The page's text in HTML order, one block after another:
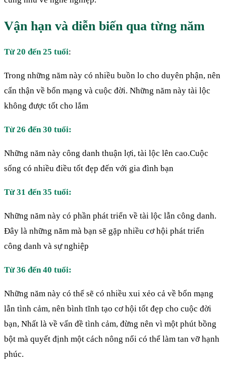
Vận hạn và diễn biến qua từng năm
Từ 20 đến 25 tuổi:
Trong những năm này có nhiều buồn lo cho duyên phận, nên
cẩn thận về bổn mạng và cuộc đời. Những năm này tài lộc
không được tốt cho lắm
Từ 26 đến 30 tuổi:
Những năm này công danh thuận lợi, tài lộc lên cao.Cuộc
sống có nhiều điều tốt đẹp đến với gia đình bạn
Từ 31 đến 35 tuổi:
Những năm này có phần phát triển về tài lộc lẫn công danh.
Đây là những năm mà bạn sẽ gặp nhiều cơ hội phát triển
công danh và sự nghiệp
Từ 36 đến 40 tuổi:
Những năm này có thể sẽ có nhiều xui xẻo cả về bổn mạng
lẫn tình cảm, nên bình tĩnh tạo cơ hội tốt đẹp cho cuộc đời
bạn, Nhất là về vấn đề tình cảm, đừng nên vì một phút bồng
bột mà quyết định một cách nông nổi có thể làm tan vỡ hạnh
phúc.